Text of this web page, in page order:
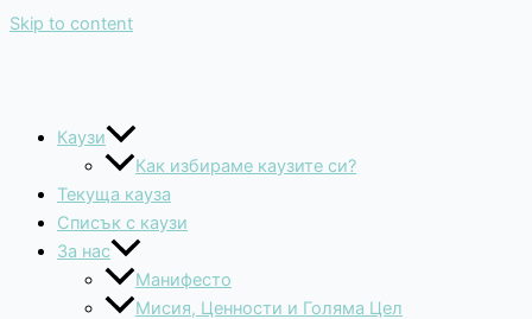
Skip to content
Каузи
Как избираме каузите си?
Текуща кауза
Списък с каузи
За нас
Манифесто
Мисия, Ценности и Голяма Цел